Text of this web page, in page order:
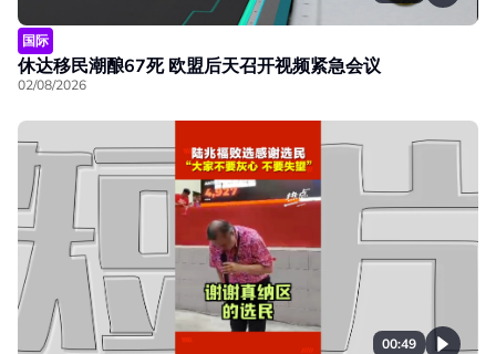
国际
休达移民潮酿67死 欧盟后天召开视频紧急会议
02/08/2026
00:49